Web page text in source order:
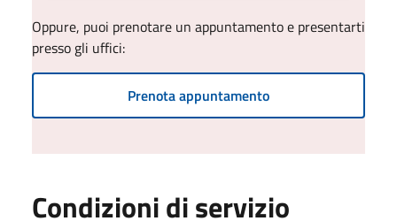
Oppure, puoi prenotare un appuntamento e presentarti
presso gli uffici:
Prenota appuntamento
Condizioni di servizio